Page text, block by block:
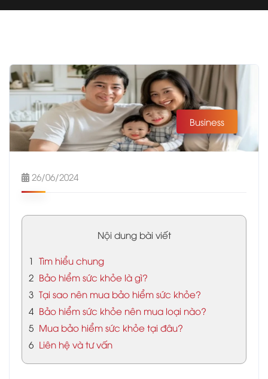
Business
26/06/2024
Nội dung bài viết
1 Tìm hiểu chung
2 Bảo hiểm sức khỏe là gì?
3 Tại sao nên mua bảo hiểm sức khỏe?
4 Bảo hiểm sức khỏe nên mua loại nào?
5 Mua bảo hiểm sức khỏe tại đâu?
6 Liên hệ và tư vấn